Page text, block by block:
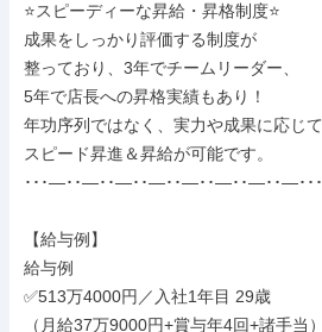
⭐スピーディーな昇給・昇格制度⭐
成果をしっかり評価する制度が
整っており、3年でチームリーダー、
5年で店長への昇格実績もあり！
年功序列ではなく、実力や成果に応じて
スピード昇進＆昇給が可能です。
･･･―･･―･･―･･―･･―･･―･･―･･―･･･
【給与例】
給与例
✅513万4000円／入社1年目 29歳
（月給37万9000円+賞与年4回+諸手当）